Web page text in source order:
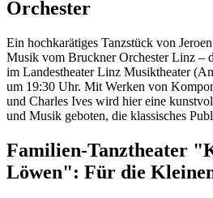
Orchester
Ein hochkarätiges Tanzstück von
Musik vom Bruckner Orchester Linz –
im Landestheater Linz Musiktheater
um 19:30 Uhr. Mit Werken von
und Charles Ives wird hier eine
und Musik geboten, die klassisches
Familien-Tanztheater
Löwen": Für die